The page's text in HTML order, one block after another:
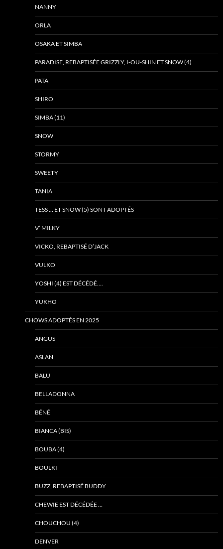
NANNY
ORLA
OSAKA ET SIMBA
PARADISE, REBAPTISÉE GRIZZLY, I-OU-SHIN ET SNOW (4)
PATA
SHIRO
SIMBA (11)
SNOW
STORMY
SWEETY
TANIA
TESS … ET SNOW (5) SONT ADOPTÉS
V’ MILKY
VICKO, REBAPTISÉ D’JACK
VULKO
YOSHI (4) EST DÉCÉDÉ….
YUKHO
CHOWS ADOPTÉS EN 2025
ANGUS
ASLAN
BALU
BELLADONNA
BÉNÉ
BIANCA (BIS)
BOUBA (4)
BOULKI
BUZZ, REBAPTISÉ BUDDY
CHEWIE EST DÉCÉDÉE …
CHOUCHOU (4)
DENVER